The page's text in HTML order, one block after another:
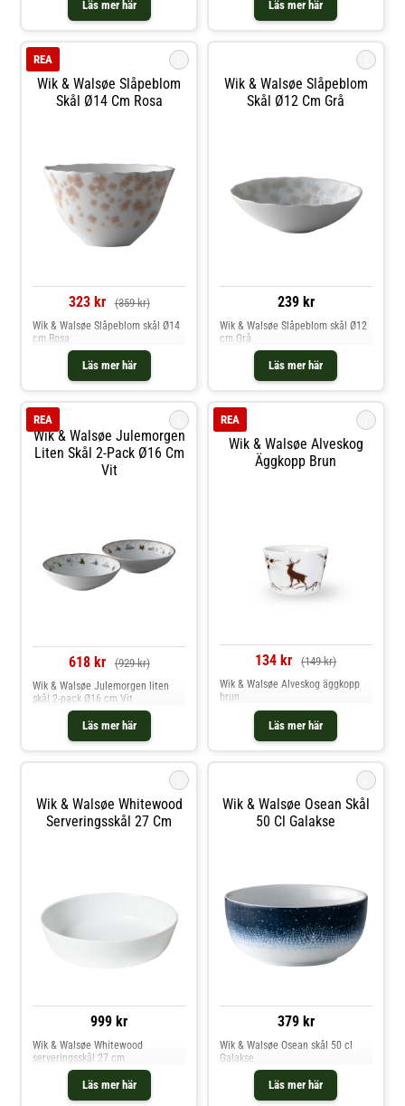
Läs mer här Läs mer här
Wik & Walsøe Slåpeblom
Skål Ø14 Cm Rosa
REA
323 kr (359 kr)
Läs mer här
Wik & Walsøe Slåpeblom skål Ø14
cm Rosa
Wik & Walsøe Slåpeblom
Skål Ø12 Cm Grå
239 kr
Läs mer här
Wik & Walsøe Slåpeblom skål Ø12
cm Grå
Wik & Walsøe Julemorgen
Liten Skål 2-Pack Ø16 Cm
Vit
REA
618 kr (929 kr)
Läs mer här
Wik & Walsøe Julemorgen liten
skål 2-pack Ø16 cm Vit
Wik & Walsøe Alveskog
Äggkopp Brun
REA
134 kr (149 kr)
Läs mer här
Wik & Walsøe Alveskog äggkopp
brun
Wik & Walsøe Whitewood
Serveringsskål 27 Cm
999 kr
Läs mer här
Wik & Walsøe Whitewood
serveringsskål 27 cm
Wik & Walsøe Osean Skål
50 Cl Galakse
379 kr
Läs mer här
Wik & Walsøe Osean skål 50 cl
Galakse